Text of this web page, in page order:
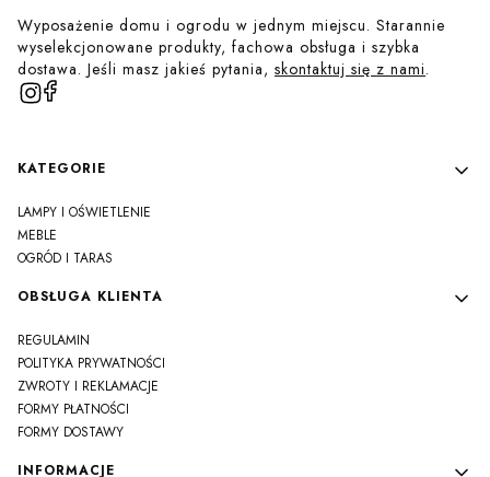
Wyposażenie domu i ogrodu w jednym miejscu. Starannie
wyselekcjonowane produkty, fachowa obsługa i szybka
dostawa. Jeśli masz jakieś pytania, skontaktuj się z nami.
Linki w stopce
KATEGORIE
LAMPY I OŚWIETLENIE
MEBLE
OGRÓD I TARAS
OBSŁUGA KLIENTA
REGULAMIN
POLITYKA PRYWATNOŚCI
ZWROTY I REKLAMACJE
FORMY PŁATNOŚCI
FORMY DOSTAWY
INFORMACJE